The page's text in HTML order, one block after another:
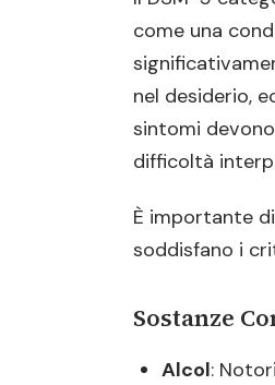
Problemi
Terapia
come una
nel desiderio,
sintomi
difficoltà
È importante
soddisfano i
Sostanze
Alcol: